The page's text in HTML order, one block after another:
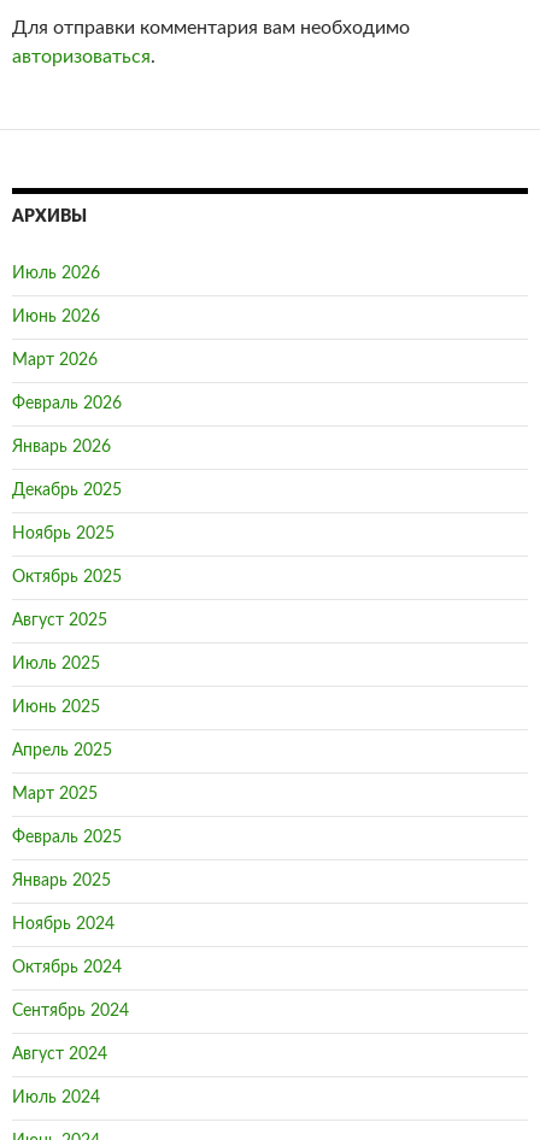
Для отправки комментария вам необходимо
авторизоваться.
АРХИВЫ
Июль 2026
Июнь 2026
Март 2026
Февраль 2026
Январь 2026
Декабрь 2025
Ноябрь 2025
Октябрь 2025
Август 2025
Июль 2025
Июнь 2025
Апрель 2025
Март 2025
Февраль 2025
Январь 2025
Ноябрь 2024
Октябрь 2024
Сентябрь 2024
Август 2024
Июль 2024